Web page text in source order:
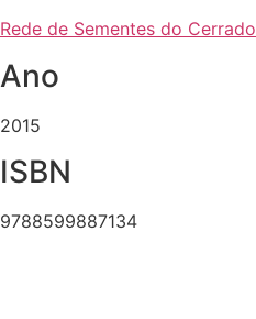
Rede de Sementes do Cerrado
Ano
2015
ISBN
9788599887134